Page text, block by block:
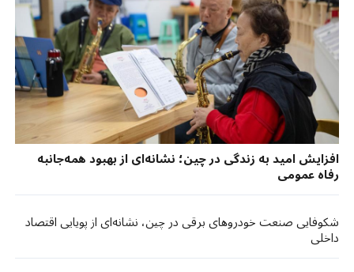
افزایش امید به زندگی در چین؛ نشانه‌ای از بهبود همه‌جانبه
رفاه عمومی
شکوفایی صنعت خودروهای برقی در چین، نشانه‌ای از پویایی اقتصاد
داخلی